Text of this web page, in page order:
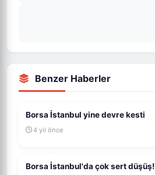
Benzer Haberler
Borsa İstanbul yine devre kesti
4 yıl önce
Borsa İstanbul'da çok sert düşüş!